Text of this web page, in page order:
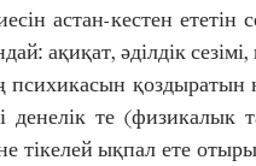
астан-кестен
ақиқат, әділдік
психикасын қоздыратын
денелік те
тікелей ықпал ете